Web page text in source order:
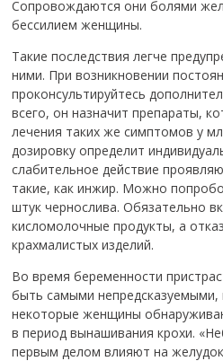
Сопровождаются они болями
бессилием женщины.
Такие последствия легче
ними. При возникновении
проконсультируйтесь
всего, он назначит препараты,
лечения таких же симптомов у
дозировку определит
слабительное действие
такие, как инжир. Можно
штук чернослива. Обязательно
кисломолочные продукты, а
крахмалистых изделий.
Во время беременности
быть самыми
некоторые женщины
в период вынашивания крохи.
первым делом влияют на